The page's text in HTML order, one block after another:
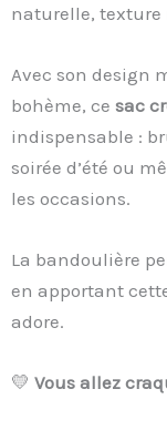
naturelle, texture
Avec son design
bohème, ce sac
indispensable :
soirée d’été ou
les occasions.
La bandoulière
en apportant
adore.
💛 Vous allez